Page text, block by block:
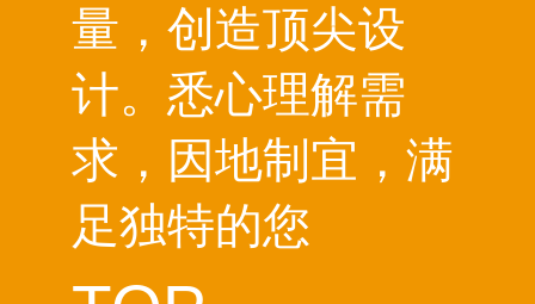
量，创造顶尖设
计。悉心理解需
求，因地制宜，满
足独特的您